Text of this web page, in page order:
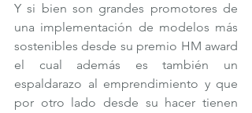
Y si bien son grandes promotores de
una implementación de modelos más
sostenibles desde su premio HM award
el cual además es también un
espaldarazo al emprendimiento y que
por otro lado desde su hacer tienen